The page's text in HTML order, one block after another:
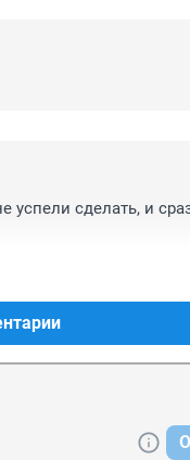
успели сделать, и